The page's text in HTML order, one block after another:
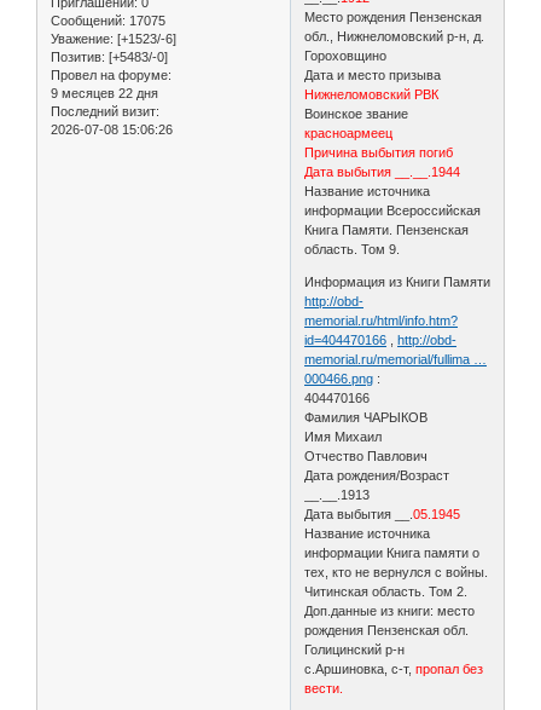
Сообщений: 17075
Уважение: [+1523/-6]
Позитив: [+5483/-0]
Провел на форуме:
9 месяцев 22 дня
Последний визит:
2026-07-08 15:06:26
Место рождения Пензенская
обл., Нижнеломовский р-н, д.
Гороховщино
Дата и место призыва
Нижнеломовский РВК
Воинское звание
красноармеец
Причина выбытия погиб
Дата выбытия __.__.1944
Название источника
информации Всероссийская
Книга Памяти. Пензенская
область. Том 9.
Информация из Книги Памяти
http://obd-
memorial.ru/html/info.htm?
id=404470166 ,http://obd-
memorial.ru/memorial/fullima …
000466.png :
404470166
Фамилия ЧАРЫКОВ
Имя Михаил
Отчество Павлович
Дата рождения/Возраст
__.__.1913
Дата выбытия __.05.1945
Название источника
информации Книга памяти о
тех, кто не вернулся с войны.
Читинская область. Том 2.
Доп.данные из книги: место
рождения Пензенская обл.
Голицинский р-н
с.Аршиновка, с-т,пропал без
вести.